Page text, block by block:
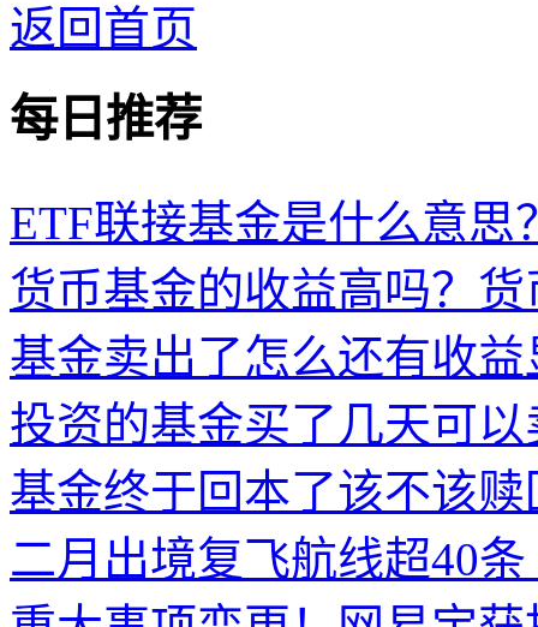
返回首页
每日推荐
ETF联接基金是什么意思
货币基金的收益高吗？
基金卖出了怎么还有收
投资的基金买了几天可
基金终于回本了该不该
二月出境复飞航线超40